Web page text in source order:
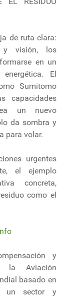
de ruta clara:
y visión, los
en un
El
Sumitomo
capacidades
un nuevo
da sombra y
para volar.
urgentes
el ejemplo
concreta,
como el
y
la Aviación
basado en
un sector y